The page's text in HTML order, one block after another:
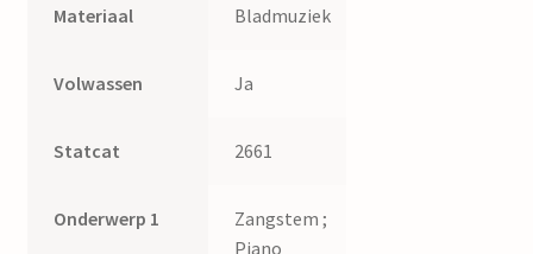
Materiaal Bladmuziek
Volwassen Ja
Statcat 2661
Onderwerp 1
Zangstem ;
Piano